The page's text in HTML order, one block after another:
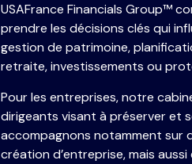
USAFrance Financials Group™
prendre les décisions clés qui
gestion de patrimoine,
retraite, investissements ou
Pour les entreprises, notre
dirigeants visant à préserver et
accompagnons notamment sur
création d’entreprise, mais